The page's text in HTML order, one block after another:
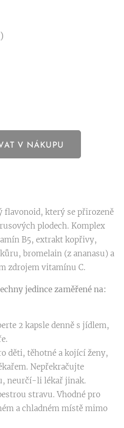
V NÁKUPU
flavonoid, který se přirozeně
plodech. Komplex
B5, extrakt kopřivy,
bromelain (z ananasu) a
zdrojem vitamínu C.
jedince zaměřené na:
2 kapsle denně s jídlem,
děti, těhotné a kojící ženy,
Nepřekračujte
neurčí-li lékař jinak.
stravu. Vhodné pro
a chladném místě mimo